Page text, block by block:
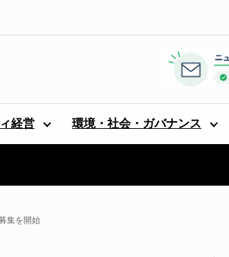
経営 環境・社会・ガバナンス
集を開始